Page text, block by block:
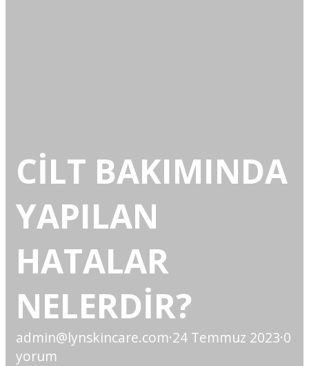
CİLT BAKIMINDA
YAPILAN
HATALAR
NELERDİR?
admin@lynskincare.com·24 Temmuz 2023·0
yorum